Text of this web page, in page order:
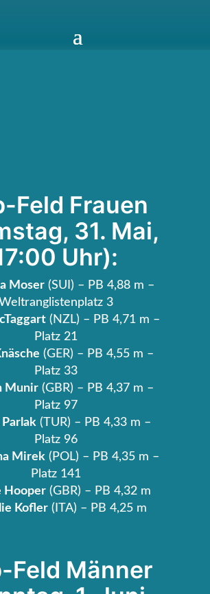
Feld Frauen
31. Mai,
Uhr):
Moser(SUI) – PB 4,88 m –
3
(NZL) – PB 4,71 m –
Platz 21
(GER) – PB 4,55 m –
Platz 33
Munir(GBR) – PB 4,37 m –
Platz 97
(TUR) – PB 4,33 m –
Platz 96
Mirek(POL) – PB 4,35 m –
Platz 141
Hooper(GBR) – PB 4,32 m
Kofler (ITA) – PB 4,25 m
Feld Männer